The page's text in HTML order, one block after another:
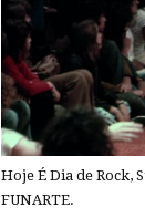
Hoje É Dia de Rock,
FUNARTE.